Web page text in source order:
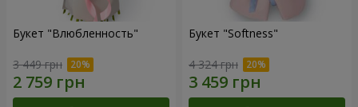
Букет "Влюбленность"
3 449 грн
Букет "Softness"
4 324 грн